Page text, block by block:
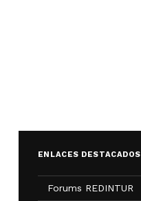
ENLACES DESTACADOS
Forums REDINTUR